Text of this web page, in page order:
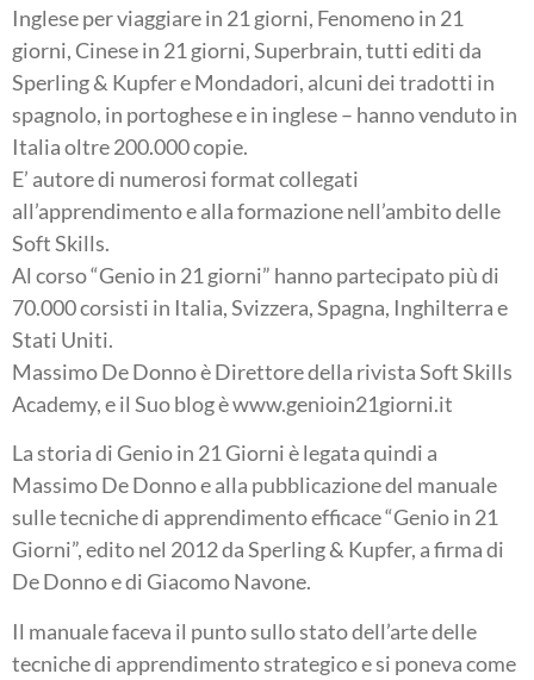
Inglese per viaggiare in 21 giorni, Fenomeno in 21
giorni, Cinese in 21 giorni, Superbrain, tutti editi da
Sperling & Kupfer e Mondadori, alcuni dei tradotti in
spagnolo, in portoghese e in inglese – hanno venduto in
Italia oltre 200.000 copie.
E’ autore di numerosi format collegati
all’apprendimento e alla formazione nell’ambito delle
Soft Skills.
Al corso “Genio in 21 giorni” hanno partecipato più di
70.000 corsisti in Italia, Svizzera, Spagna, Inghilterra e
Stati Uniti.
Massimo De Donno è Direttore della rivista Soft Skills
Academy, e il Suo blog è www.genioin21giorni.it
La storia di Genio in 21 Giorni è legata quindi a
Massimo De Donno e alla pubblicazione del manuale
sulle tecniche di apprendimento efficace “Genio in 21
Giorni”, edito nel 2012 da Sperling & Kupfer, a firma di
De Donno e di Giacomo Navone.
Il manuale faceva il punto sullo stato dell’arte delle
tecniche di apprendimento strategico e si poneva come